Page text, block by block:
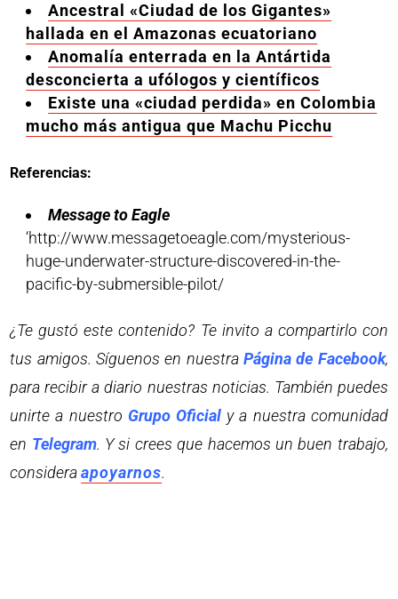
Ancestral «Ciudad de los Gigantes»
hallada en el Amazonas ecuatoriano
Anomalía enterrada en la Antártida
desconcierta a ufólogos y científicos
Existe una «ciudad perdida» en Colombia
mucho más antigua que Machu Picchu
Referencias:
Message to Eagle
‘http://www.messagetoeagle.com/mysterious-
huge-underwater-structure-discovered-in-the-
pacific-by-submersible-pilot/
¿Te gustó este contenido? Te invito a compartirlo con
tus amigos. Síguenos en nuestraPágina de Facebook,
para recibir a diario nuestras noticias. También puedes
unirte a nuestro Grupo Oficial y a nuestra comunidad
en Telegram. Y si crees que hacemos un buen trabajo,
consideraapoyarnos.